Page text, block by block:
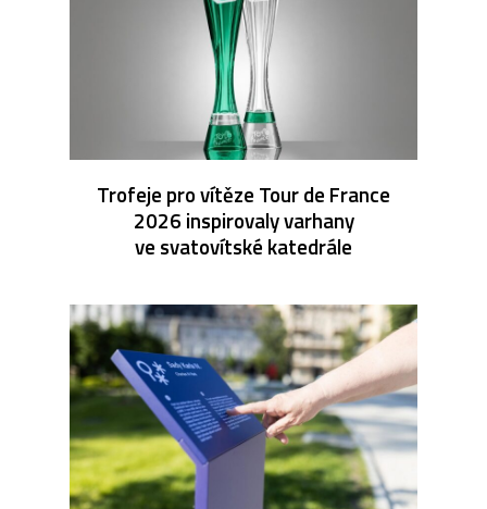
Trofeje pro vítěze Tour de France
2026 inspirovaly varhany
ve svatovítské katedrále